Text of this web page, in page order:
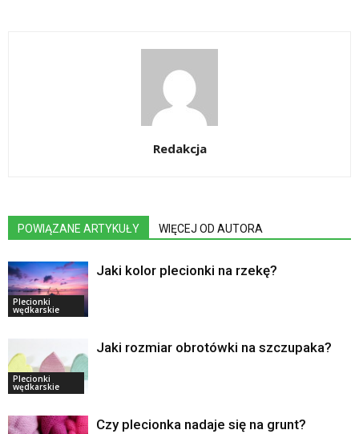
Redakcja
POWIĄZANE ARTYKUŁY WIĘCEJ OD AUTORA
Plecionki
wędkarskie
Jaki kolor plecionki na rzekę?
Plecionki
wędkarskie
Jaki rozmiar obrotówki na szczupaka?
Czy plecionka nadaje się na grunt?